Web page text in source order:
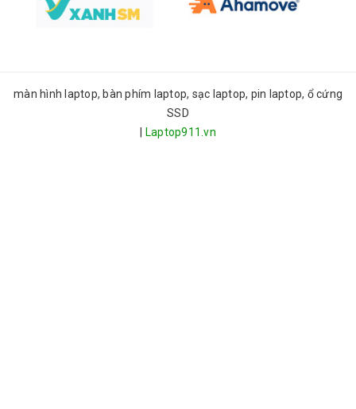
màn hình laptop, bàn phím laptop, sạc laptop, pin laptop, ổ cứng
SSD
Laptop911.vn